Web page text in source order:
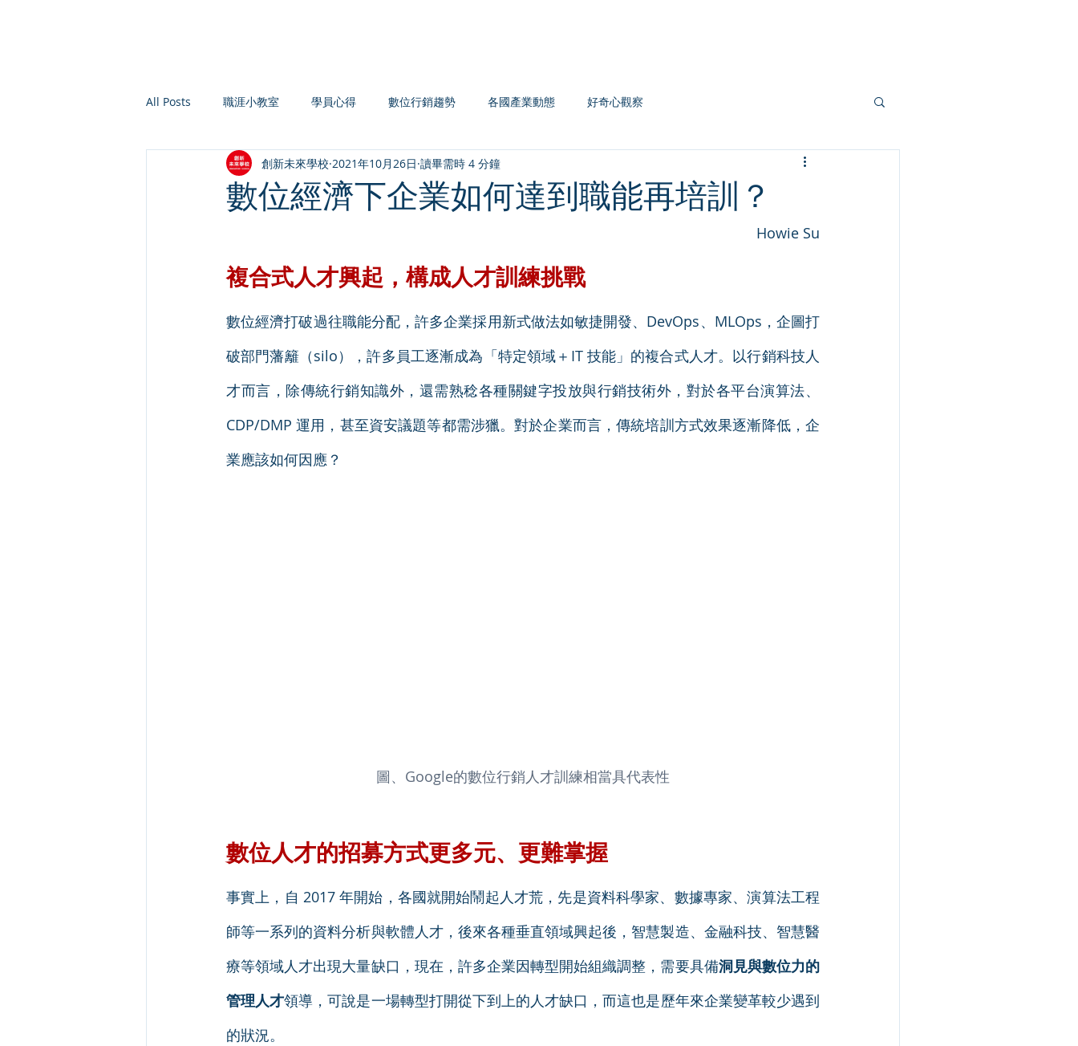
All Posts 職涯小教室 學員心得 數位行銷趨勢 各國產業動態 好奇心觀察
數位經濟下企業如何達到職能再培訓？
創新未來學校 2021年10月26日 讀畢需時 4 分鐘
Howie Su
複合式人才興起，構成人才訓練挑戰
數位經濟打破過往職能分配，許多企業採用新式做法如敏捷開發、DevOps、MLOps，企圖打
破部門藩籬（silo），許多員工逐漸成為「特定領域＋IT 技能」的複合式人才。以行銷科技人
才而言，除傳統行銷知識外，還需熟稔各種關鍵字投放與行銷技術外，對於各平台演算法、
CDP/DMP 運用，甚至資安議題等都需涉獵。對於企業而言，傳統培訓方式效果逐漸降低，企
業應該如何因應？
圖、Google的數位行銷人才訓練相當具代表性
數位人才的招募方式更多元、更難掌握
事實上，自 2017 年開始，各國就開始鬧起人才荒，先是資料科學家、數據專家、演算法工程
師等一系列的資料分析與軟體人才，後來各種垂直領域興起後，智慧製造、金融科技、智慧醫
療等領域人才出現大量缺口，現在，許多企業因轉型開始組織調整，需要具備洞見與數位力的
管理人才領導，可說是一場轉型打開從下到上的人才缺口，而這也是歷年來企業變革較少遇到
的狀況。